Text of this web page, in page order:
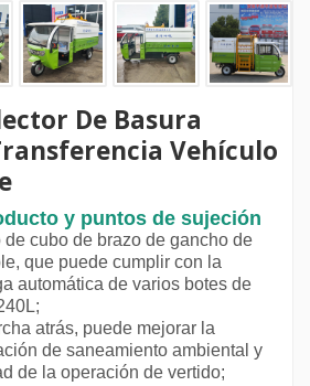
De Basura
Vehículo
y puntos de sujeción
cubo de brazo de gancho de
que puede cumplir con la
automática de varios botes de
atrás, puede mejorar la
de saneamiento ambiental y
de la operación de vertido;